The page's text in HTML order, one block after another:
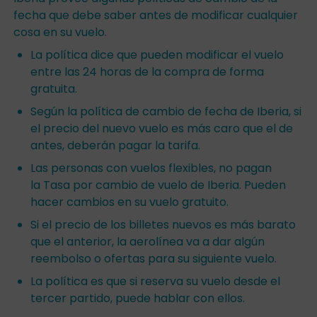
fecha que debe saber antes de modificar cualquier
cosa en su vuelo.
La política dice que pueden modificar el vuelo
entre las 24 horas de la compra de forma
gratuita.
Según la política de cambio de fecha de Iberia, si
el precio del nuevo vuelo es más caro que el de
antes, deberán pagar la tarifa.
Las personas con vuelos flexibles, no pagan
la Tasa por cambio de vuelo de Iberia. Pueden
hacer cambios en su vuelo gratuito.
Si el precio de los billetes nuevos es más barato
que el anterior, la aerolínea va a dar algún
reembolso o ofertas para su siguiente vuelo.
La política es que si reserva su vuelo desde el
tercer partido, puede hablar con ellos.